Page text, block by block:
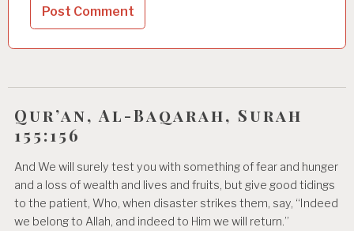
Qur’an, Al-Baqarah, Surah
155:156
And We will surely test you with something of fear and hunger
and a loss of wealth and lives and fruits, but give good tidings
to the patient, Who, when disaster strikes them, say, “Indeed
we belong to Allah, and indeed to Him we will return.”